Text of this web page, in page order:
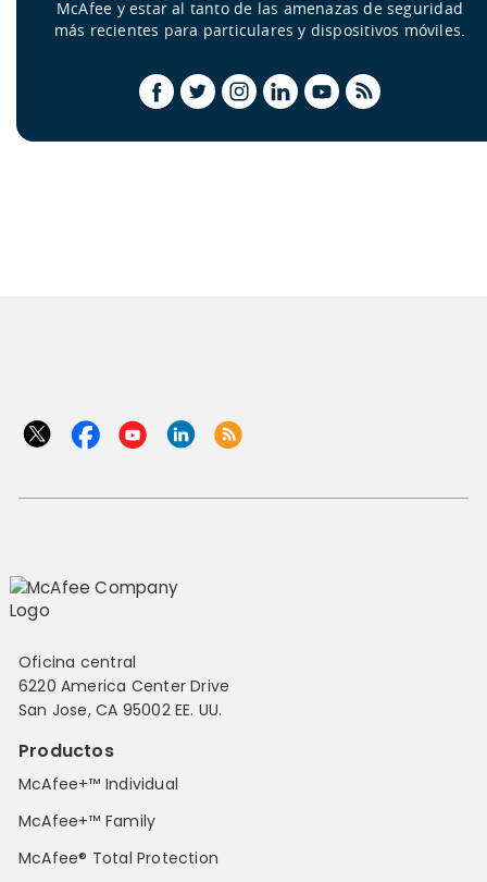
McAfee y estar al tanto de las amenazas de seguridad
más recientes para particulares y dispositivos móviles.
Oficina central
6220 America Center Drive
San Jose, CA 95002 EE. UU.
Productos
McAfee+™ Individual
McAfee+™ Family
McAfee® Total Protection